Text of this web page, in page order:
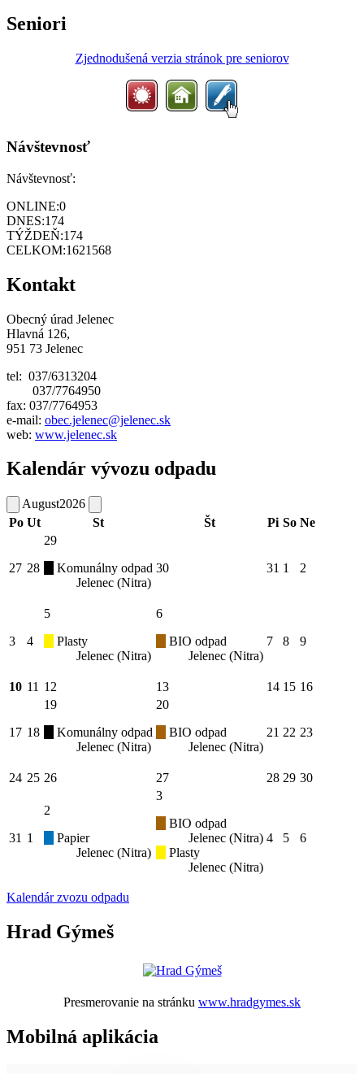
Seniori
Zjednodušená verzia stránok pre seniorov
Návštevnosť
Návštevnosť:
ONLINE:0
DNES:174
TÝŽDEŇ:174
CELKOM:1621568
Kontakt
Obecný úrad Jelenec
Hlavná 126,
951 73 Jelenec
tel: 037/6313204
037/7764950
fax: 037/7764953
e-mail: obec.jelenec@jelenec.sk
web: www.jelenec.sk
Kalendár vývozu odpadu
August2026
Po Ut St Št Pi So Ne
27 28
29
Komunálny odpad
Jelenec (Nitra)
30 31 1 2
3 4
5
Plasty
Jelenec (Nitra)
6
BIO odpad
Jelenec (Nitra)
7 8 9
10 11 12 13 14 15 16
17 18
19
Komunálny odpad
Jelenec (Nitra)
20
BIO odpad
Jelenec (Nitra)
21 22 23
24 25 26 27 28 29 30
31 1
2
Papier
Jelenec (Nitra)
3
BIO odpad
Jelenec (Nitra)
Plasty
Jelenec (Nitra)
4 5 6
Kalendár zvozu odpadu
Hrad Gýmeš
Presmerovanie na stránku www.hradgymes.sk
Mobilná aplikácia